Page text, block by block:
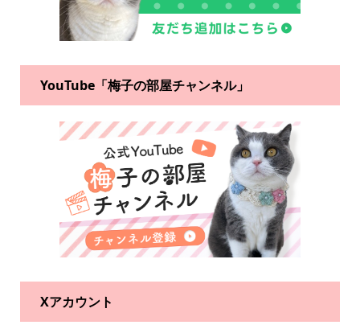
YouTube「梅子の部屋チャンネル」
Xアカウント